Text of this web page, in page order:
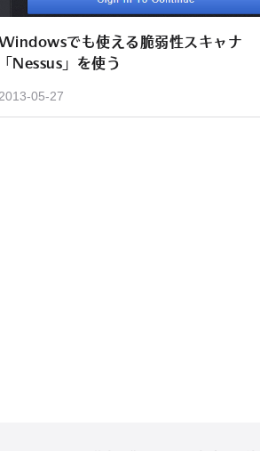
でも使える脆弱性スキャナ
「Nessus」を使う
2013-05-27